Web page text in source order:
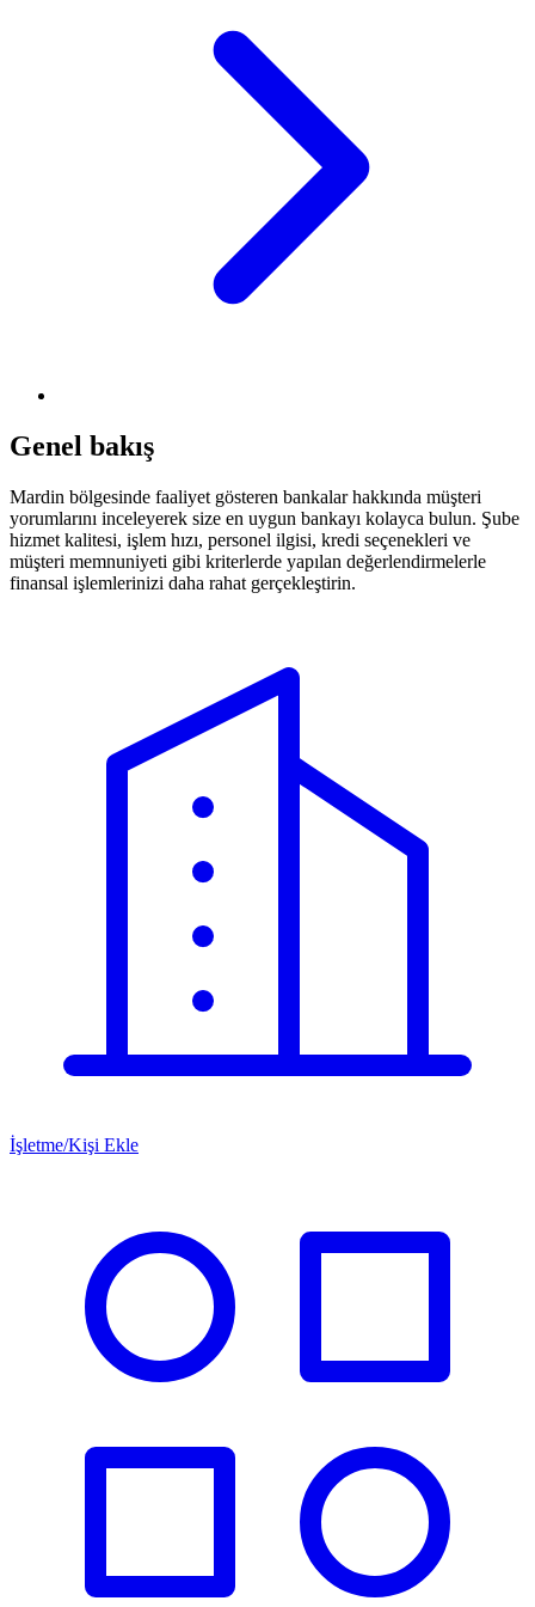
Genel bakış
Mardin bölgesinde faaliyet gösteren bankalar hakkında müşteri
yorumlarını inceleyerek size en uygun bankayı kolayca bulun. Şube
hizmet kalitesi, işlem hızı, personel ilgisi, kredi seçenekleri ve
müşteri memnuniyeti gibi kriterlerde yapılan değerlendirmelerle
finansal işlemlerinizi daha rahat gerçekleştirin.
İşletme/Kişi Ekle